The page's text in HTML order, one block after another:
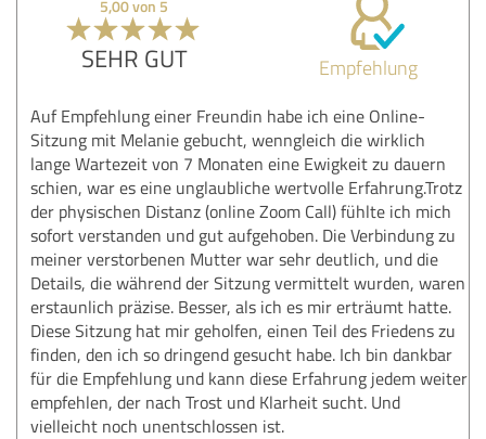
5,00 von 5
SEHR GUT Empfehlung
Auf Empfehlung einer Freundin habe ich eine Online-
Sitzung mit Melanie gebucht, wenngleich die wirklich
lange Wartezeit von 7 Monaten eine Ewigkeit zu dauern
schien, war es eine unglaubliche wertvolle Erfahrung.Trotz
der physischen Distanz (online Zoom Call) fühlte ich mich
sofort verstanden und gut aufgehoben. Die Verbindung zu
meiner verstorbenen Mutter war sehr deutlich, und die
Details, die während der Sitzung vermittelt wurden, waren
erstaunlich präzise. Besser, als ich es mir erträumt hatte.
Diese Sitzung hat mir geholfen, einen Teil des Friedens zu
finden, den ich so dringend gesucht habe. Ich bin dankbar
für die Empfehlung und kann diese Erfahrung jedem weiter
empfehlen, der nach Trost und Klarheit sucht. Und
vielleicht noch unentschlossen ist.